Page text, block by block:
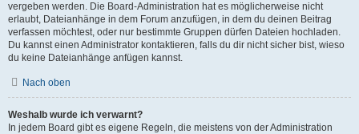
vergeben werden. Die Board-Administration hat es möglicherweise nicht
erlaubt, Dateianhänge in dem Forum anzufügen, in dem du deinen Beitrag
verfassen möchtest, oder nur bestimmte Gruppen dürfen Dateien hochladen.
Du kannst einen Administrator kontaktieren, falls du dir nicht sicher bist, wieso
du keine Dateianhänge anfügen kannst.
Nach oben
Weshalb wurde ich verwarnt?
In jedem Board gibt es eigene Regeln, die meistens von der Administration